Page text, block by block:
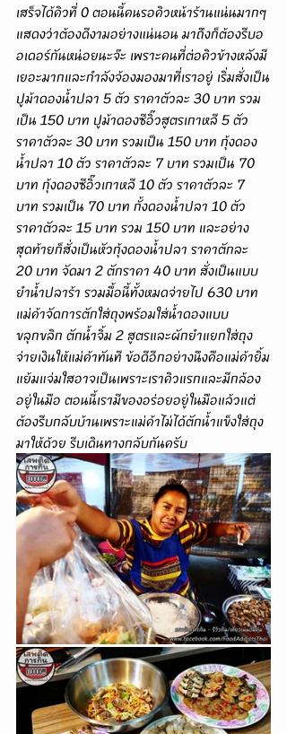
เสร็จได้คิวที่ 0 ตอนนี้คนรอคิวหน้าร้านแน่นมากๆ
แสดงว่าต้องดีงามอย่างแน่นอน มาถึงก็ต้องรีบอ
อเดอร์กันหน่อยนะจ๊ะ เพราะคนที่ต่อคิวข้างหลังมี
เยอะมากและกำลังจ้องมองมาที่เราอยู่ เริ่มสั่งเป็น
ปูม้าดองน้ำปลา 5 ตัว ราคาตัวละ 30 บาท รวม
เป็น 150 บาท ปูม้าดองซีอิ๊วสูตรเกาหลี 5 ตัว
ราคาตัวละ 30 บาท รวมเป็น 150 บาท กุ้งดอง
น้ำปลา 10 ตัว ราคาตัวละ 7 บาท รวมเป็น 70
บาท กุ้งดองซีอิ๊วเกาหลี 10 ตัว ราคาตัวละ 7
บาท รวมเป็น 70 บาท กั้งดองน้ำปลา 10 ตัว
ราคาตัวละ 15 บาท รวม 150 บาท และอย่าง
สุดท้ายก็สั่งเป็นหัวกุ้งดองน้ำปลา ราคาตักละ
20 บาท จัดมา 2 ตักราคา 40 บาท สั่งเป็นแบบ
ยำน้ำปลาร้า รวมมื้อนี้ทั้งหมดจ่ายไป 630 บาท
แม่ค้าจัดการตักใส่ถุงพร้อมใส่น้ำดองแบบ
ขลุกขลิก ตักน้ำจิ้ม 2 สูตรและผักยำแยกใส่ถุง
จ่ายเงินให้แม่ค้าทันที ข้อดีอีกอย่างนึงคือแม่ค้ายิ้ม
แย้มแจ่มใสอาจเป็นเพราะเราคิวแรกและมีกล้อง
อยู่ในมือ ตอนนี้เรามีของอร่อยอยู่ในมือแล้วแต่
ต้องรีบกลับบ้านเพราะแม่ค้าไม่ได้ตักน้ำแข็งใส่ถุง
มาให้ด้วย รีบเดินทางกลับกันครับ